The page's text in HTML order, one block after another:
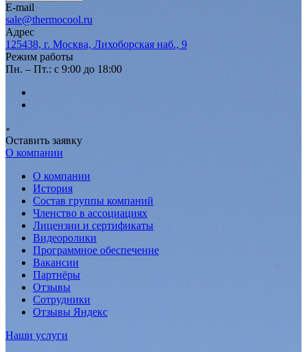
E-mail
sale@thermocool.ru
Адрес
125438, г. Москва, Лихоборская наб., 9
Режим работы
Пн. – Пт.: с 9:00 до 18:00
Оставить заявку
О компании
О компании
История
Состав группы компаний
Членство в ассоциациях
Лицензии и сертификаты
Видеоролики
Программное обеспечение
Вакансии
Партнёры
Отзывы
Сотрудники
Отзывы Яндекс
Наши услуги